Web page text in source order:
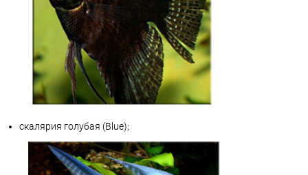
скалярия голубая (Blue);